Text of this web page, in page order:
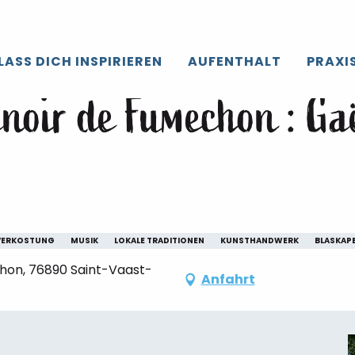
DICH INSPIRIEREN AUFENTHALT
Guinguette au Manoir de
de Fumechon :
MUSIK LOKALE TRADITIONEN KUNSTHANDWERK
76890 Saint-Vaast-
Anfahrt